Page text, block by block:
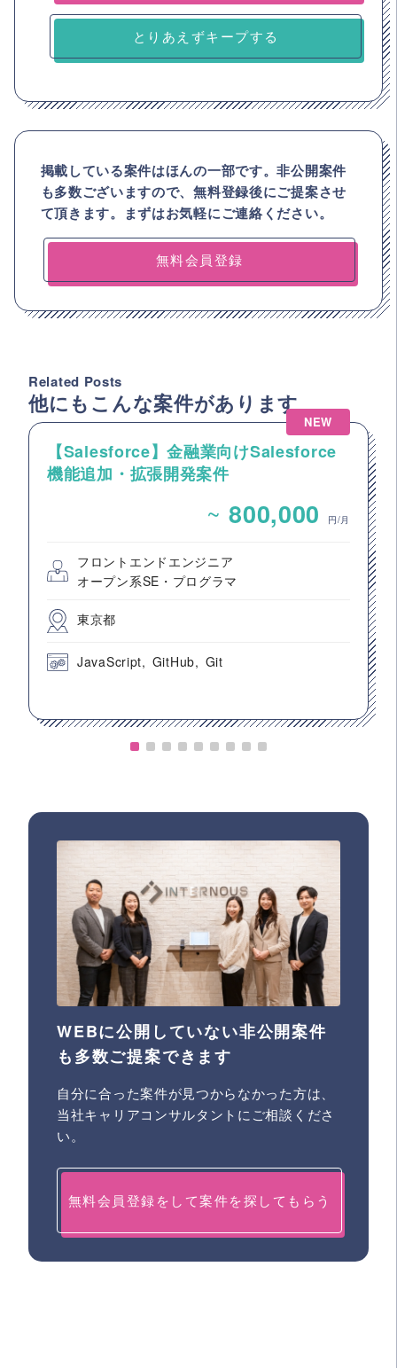
とりあえずキープする
掲載している案件はほんの一部です。非公開案件
も多数ございますので、無料登録後にご提案させ
て頂きます。まずはお気軽にご連絡ください。
無料会員登録
Related Posts
他にもこんな案件があります
NEW
【Salesforce】金融業向けSalesforce
機能追加・拡張開発案件
~ 800,000 円/月
フロントエンドエンジニア
オープン系SE・プログラマ
東京都
JavaScript GitHub Git
WEBに公開していない非公開案件
も多数ご提案できます
自分に合った案件が見つからなかった方は、
当社キャリアコンサルタントにご相談くださ
い。
無料会員登録をして案件を探してもらう